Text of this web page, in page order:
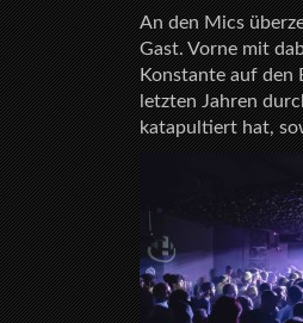
An den Mics
Gast. Vorne mit
Konstante auf den
letzten Jahren
katapultiert hat,